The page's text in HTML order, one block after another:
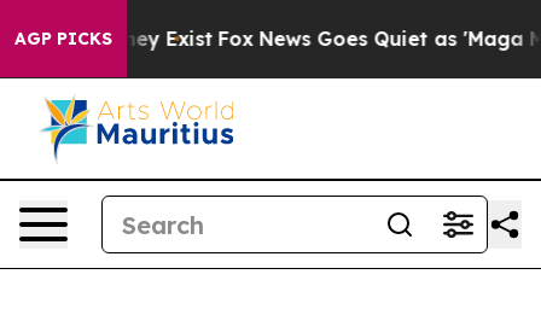
AGP PICKS
Proof They Exist Fox News Goes Quiet as 'Maga